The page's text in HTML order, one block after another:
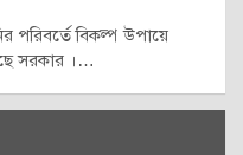
পরিবর্তে বিকল্প উপায়ে
সরকার ।…